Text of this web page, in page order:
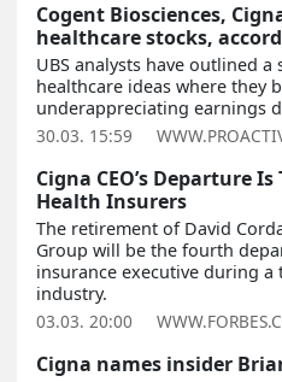
Cogent Biosciences,
healthcare stocks,
UBS analysts have outlined
healthcare ideas where they
underappreciating earnings
30.03. 15:59
Cigna CEO’s Departure
Health Insurers
The retirement of David
Group will be the fourth
insurance executive during
industry.
03.03. 20:00
Cigna names insider